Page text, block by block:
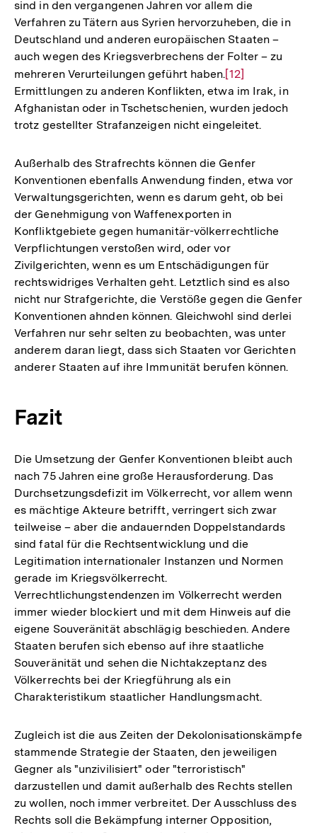
sind in den vergangenen Jahren vor allem die
Verfahren zu Tätern aus Syrien hervorzuheben, die in
Deutschland und anderen europäischen Staaten –
auch wegen des Kriegsverbrechens der Folter – zu
mehreren Verurteilungen geführt haben.Zur
Auflösung
der
Fußnote
[12]
Ermittlungen zu anderen Konflikten, etwa im Irak, in
Afghanistan oder in Tschetschenien, wurden jedoch
trotz gestellter Strafanzeigen nicht eingeleitet.
Außerhalb des Strafrechts können die Genfer
Konventionen ebenfalls Anwendung finden, etwa vor
Verwaltungsgerichten, wenn es darum geht, ob bei
der Genehmigung von Waffenexporten in
Konfliktgebiete gegen humanitär-völkerrechtliche
Verpflichtungen verstoßen wird, oder vor
Zivilgerichten, wenn es um Entschädigungen für
rechtswidriges Verhalten geht. Letztlich sind es also
nicht nur Strafgerichte, die Verstöße gegen die Genfer
Konventionen ahnden können. Gleichwohl sind derlei
Verfahren nur sehr selten zu beobachten, was unter
anderem daran liegt, dass sich Staaten vor Gerichten
anderer Staaten auf ihre Immunität berufen können.
Fazit
Die Umsetzung der Genfer Konventionen bleibt auch
nach 75 Jahren eine große Herausforderung. Das
Durchsetzungsdefizit im Völkerrecht, vor allem wenn
es mächtige Akteure betrifft, verringert sich zwar
teilweise – aber die andauernden Doppelstandards
sind fatal für die Rechtsentwicklung und die
Legitimation internationaler Instanzen und Normen
gerade im Kriegsvölkerrecht.
Verrechtlichungstendenzen im Völkerrecht werden
immer wieder blockiert und mit dem Hinweis auf die
eigene Souveränität abschlägig beschieden. Andere
Staaten berufen sich ebenso auf ihre staatliche
Souveränität und sehen die Nichtakzeptanz des
Völkerrechts bei der Kriegführung als ein
Charakteristikum staatlicher Handlungsmacht.
Zugleich ist die aus Zeiten der Dekolonisationskämpfe
stammende Strategie der Staaten, den jeweiligen
Gegner als "unzivilisiert" oder "terroristisch"
darzustellen und damit außerhalb des Rechts stellen
zu wollen, noch immer verbreitet. Der Ausschluss des
Rechts soll die Bekämpfung interner Opposition,